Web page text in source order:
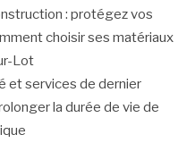
: protégez vos
choisir ses matériaux
Lot
et services de dernier
la durée de vie de